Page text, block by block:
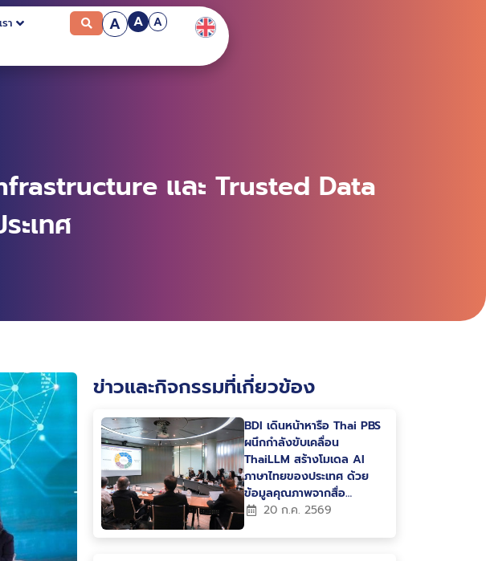
า A A A
และ Trusted Data
ะเทศ
ข่าวและกิจกรรมที่เกี่ยวข้อง
BDI เดินหน้าหารือ Thai PBS
ผนึกกำลังขับเคลื่อน
ThaiLLM สร้างโมเดล AI
ภาษาไทยของประเทศ ด้วย
ข้อมูลคุณภาพจากสื่อ
สาธารณะ
20 ก.ค. 2569